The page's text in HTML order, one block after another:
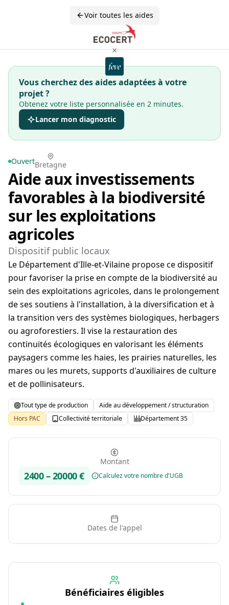
Voir toutes les aides
×
Vous cherchez des aides adaptées à votre
projet ?
Obtenez votre liste personnalisée en 2 minutes.
Lancer mon diagnostic
OuvertBretagne
Aide aux investissements
favorables à la biodiversité
sur les exploitations
agricoles
Dispositif public locaux
Le Département d'Ille-et-Vilaine propose ce dispositif
pour favoriser la prise en compte de la biodiversité au
sein des exploitations agricoles, dans le prolongement
de ses soutiens à l'installation, à la diversification et à
la transition vers des systèmes biologiques, herbagers
ou agroforestiers. Il vise la restauration des
continuités écologiques en valorisant les éléments
paysagers comme les haies, les prairies naturelles, les
mares ou les murets, supports d'auxiliaires de culture
et de pollinisateurs.
Tout type de production
Aide au développement / structuration
Hors PAC
Collectivité territoriale Département 35
Montant
2400–20000€ Calculez votre nombre d'UGB
Dates de l'appel
Bénéficiaires éligibles